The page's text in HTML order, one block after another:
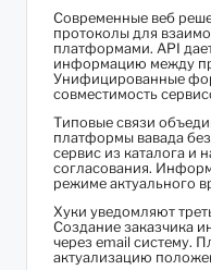
Современные веб
протоколы для
платформами. API
информацию между
Унифицированные
совместимость
Типовые связи
платформы вавада
сервис из каталога и
согласования.
режиме актуального
Хуки уведомляют
Создание заказчика
через email систему.
актуализацию